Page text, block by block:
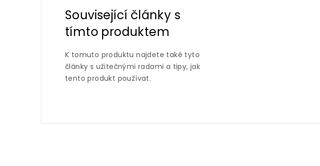
Související články s
tímto produktem
K tomuto produktu najdete také tyto
články s užitečnými radami a tipy, jak
tento produkt používat.